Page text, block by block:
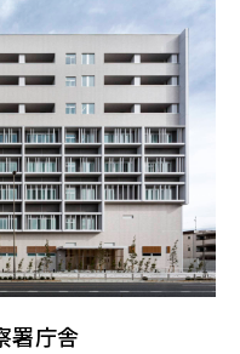
署庁舎